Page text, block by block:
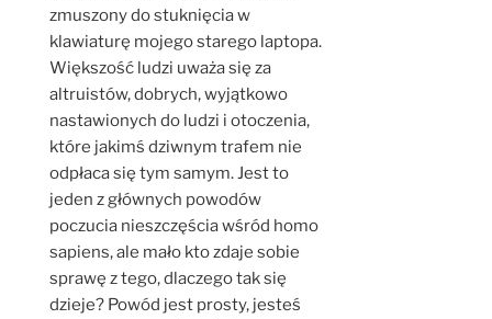
zmuszony do stuknięcia w
klawiaturę mojego starego laptopa.
Większość ludzi uważa się za
altruistów, dobrych, wyjątkowo
nastawionych do ludzi i otoczenia,
które jakimś dziwnym trafem nie
odpłaca się tym samym. Jest to
jeden z głównych powodów
poczucia nieszczęścia wśród homo
sapiens, ale mało kto zdaje sobie
sprawę z tego, dlaczego tak się
dzieje? Powód jest prosty, jesteś